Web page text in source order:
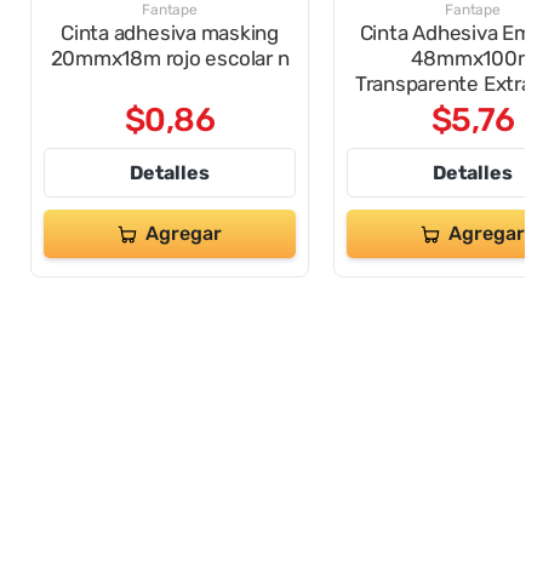
Fantape
Cinta adhesiva masking
20mmx18m rojo escolar n
$0,86
Detalles
Agregar
Fantape
Cinta Adhesiva
48mmx100m
Transparente
$5,76
Detalles
Agregar